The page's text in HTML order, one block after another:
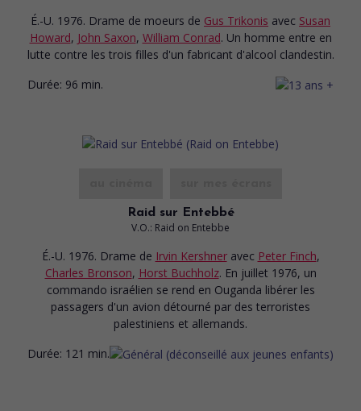
É.-U. 1976. Drame de moeurs de Gus Trikonis avec Susan
Howard, John Saxon, William Conrad. Un homme entre en
lutte contre les trois filles d'un fabricant d'alcool clandestin.
Durée: 96 min.
Raid sur Entebbé
V.O.: Raid on Entebbe
É.-U. 1976. Drame de Irvin Kershner avec Peter Finch,
Charles Bronson, Horst Buchholz. En juillet 1976, un
commando israélien se rend en Ouganda libérer les
passagers d'un avion détourné par des terroristes
palestiniens et allemands.
Durée: 121 min.